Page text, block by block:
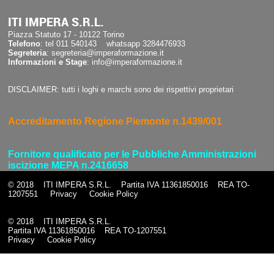
ITI IMPERA S.R.L.
Piazza Statuto 17 - 10122 Torino
Telefono: tel 011 540143 whatsapp 3284476933
Segreteria: segreteria@imperaformazione.it
Informazioni e Stage: info@imperaformazione.it
DISCLAIMER: tutti i loghi e marchi sono dei rispettivi proprietari
Accreditamento Regione Piemonte n.1439/001
Fornitore qualificato per le Pubbliche Amministrazioni
iscizione MEPA n.2416658
© 2018 ITI IMPERA S.R.L. Partita IVA 11361850016 REA TO-
1207551
Privacy Cookie Policy
© 2018 ITI IMPERA S.R.L.
Partita IVA 11361850016 REA TO-1207551
Privacy
Cookie Policy